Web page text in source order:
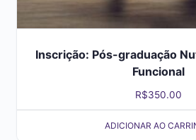
Inscrição: Pós-graduação
Funcional
R$350.00
ADICIONAR AO